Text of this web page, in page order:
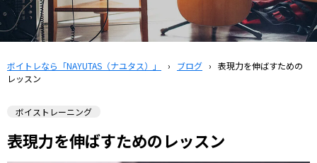
ボイトレなら「NAYUTAS（ナユタス）」 › ブログ › 表現力を伸ばすための
レッスン
ボイストレーニング
表現力を伸ばすためのレッスン